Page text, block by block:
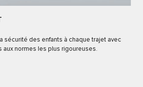
sécurité des enfants à chaque trajet avec
aux normes les plus rigoureuses.